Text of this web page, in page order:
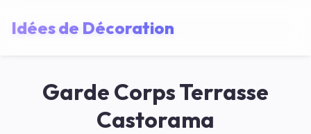
Idées de Décoration
Garde Corps Terrasse
Castorama